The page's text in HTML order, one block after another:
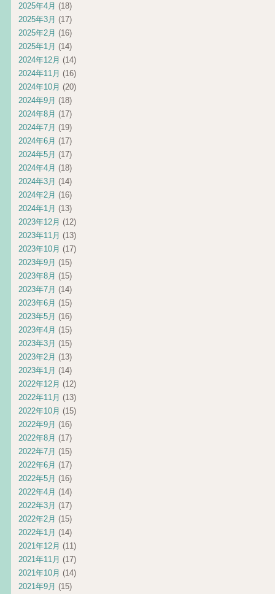
2025年4月 (18)
2025年3月 (17)
2025年2月 (16)
2025年1月 (14)
2024年12月 (14)
2024年11月 (16)
2024年10月 (20)
2024年9月 (18)
2024年8月 (17)
2024年7月 (19)
2024年6月 (17)
2024年5月 (17)
2024年4月 (18)
2024年3月 (14)
2024年2月 (16)
2024年1月 (13)
2023年12月 (12)
2023年11月 (13)
2023年10月 (17)
2023年9月 (15)
2023年8月 (15)
2023年7月 (14)
2023年6月 (15)
2023年5月 (16)
2023年4月 (15)
2023年3月 (15)
2023年2月 (13)
2023年1月 (14)
2022年12月 (12)
2022年11月 (13)
2022年10月 (15)
2022年9月 (16)
2022年8月 (17)
2022年7月 (15)
2022年6月 (17)
2022年5月 (16)
2022年4月 (14)
2022年3月 (17)
2022年2月 (15)
2022年1月 (14)
2021年12月 (11)
2021年11月 (17)
2021年10月 (14)
2021年9月 (15)